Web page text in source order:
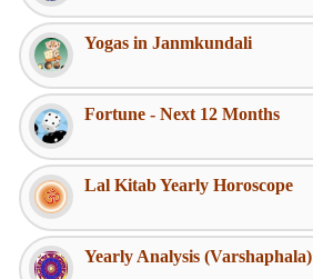
Yogas in Janmkundali
Fortune - Next 12 Months
Lal Kitab Yearly Horoscope
Yearly Analysis (Varshaphala)